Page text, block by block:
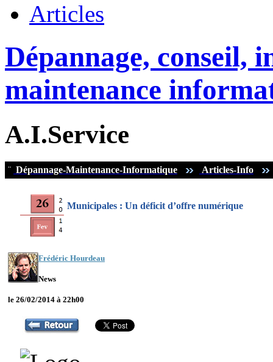
Articles
Dépannage, conseil,
maintenance
A.I.Service
¨ Dépannage-Maintenance-Informatique Articles-Info
Municipales : Un déficit d’offre numérique
Frédéric Hourdeau
News
le 26/02/2014 à 22h00